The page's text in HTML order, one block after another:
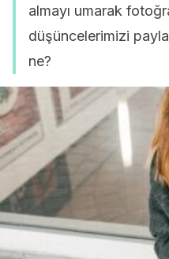
almayı umarak
düşüncelerimizi
ne?